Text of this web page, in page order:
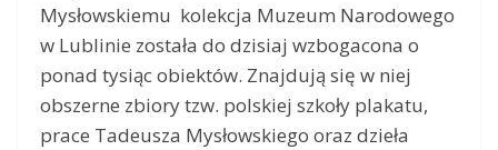
Mysłowskiemu kolekcja Muzeum Narodowego
w Lublinie została do dzisiaj wzbogacona o
ponad tysiąc obiektów. Znajdują się w niej
obszerne zbiory tzw. polskiej szkoły plakatu,
prace Tadeusza Mysłowskiego oraz dzieła